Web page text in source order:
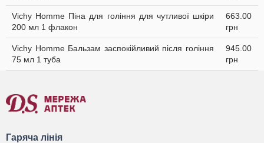
Vichy Homme Піна для гоління для чутливої шкіри
200 мл 1 флакон
663.00
грн
Vichy Homme Бальзам заспокійливий після гоління
75 мл 1 туба
945.00
грн
Гаряча лінія